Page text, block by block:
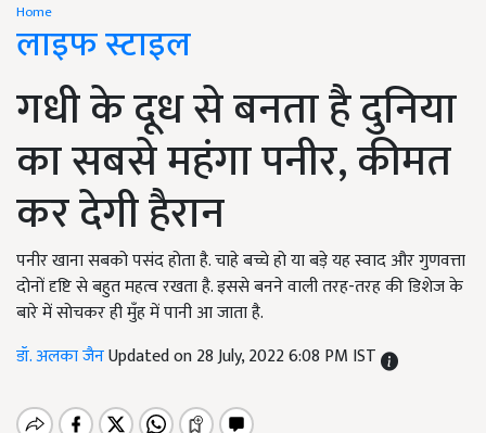
Home
लाइफ स्टाइल
गधी के दूध से बनता है दुनिया
का सबसे महंगा पनीर, कीमत
कर देगी हैरान
पनीर खाना सबको पसंद होता है. चाहे बच्चे हो या बड़े यह स्वाद और गुणवत्ता
दोनों दृष्टि से बहुत महत्व रखता है. इससे बनने वाली तरह-तरह की डिशेज के
बारे में सोचकर ही मुँह में पानी आ जाता है.
डॉ. अलका जैनUpdated on 28 July, 2022 6:08 PM IST